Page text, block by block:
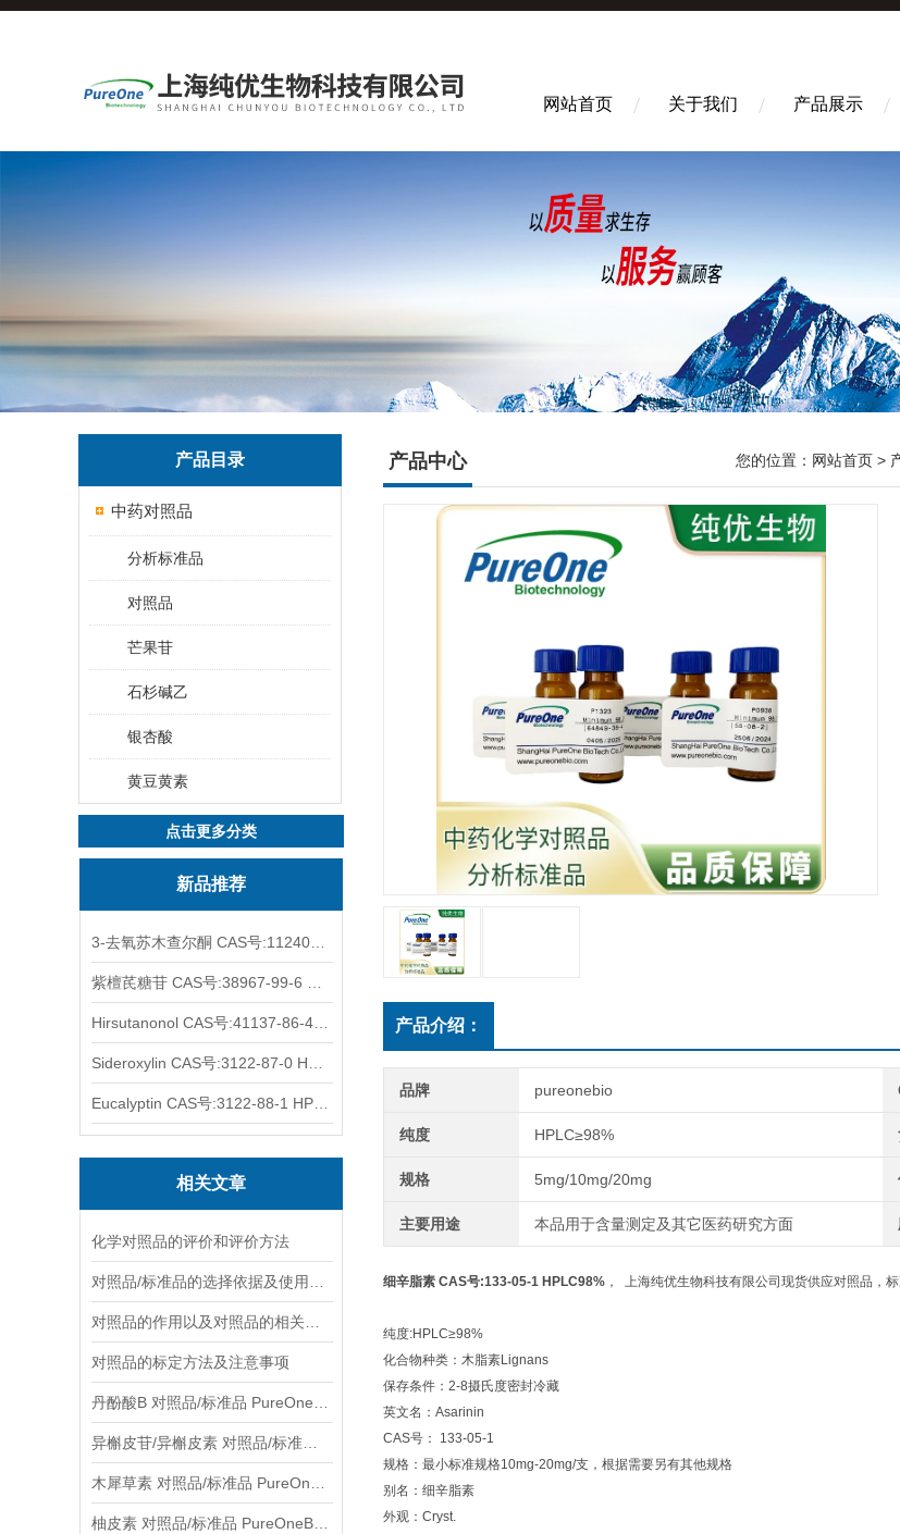
网站首页 关于我们 产品展示
产品目录
中药对照品
分析标准品
对照品
芒果苷
石杉碱乙
银杏酸
黄豆黄素
点击更多分类
新品推荐
相关文章
化学对照品的评价和评价方法
对照品的标定方法及注意事项
产品中心 您的位置： 网站首页 >
产品介绍：
品牌 pureonebio
纯度 HPLC≥98%
规格 5mg/10mg/20mg
主要用途 本品用于含量测定及其它医药研究方面
细辛脂素 CAS号:133-05-1 HPLC98% ， 上海纯优生物科技有限公司现货供应对照品，
纯度:HPLC≥98%
化合物种类：木脂素Lignans
保存条件：2-8摄氏度密封冷藏
英文名：Asarinin
CAS号： 133-05-1
规格：最小标准规格10mg-20mg/支，根据需要另有其他规格
别名：细辛脂素
外观：Cryst.